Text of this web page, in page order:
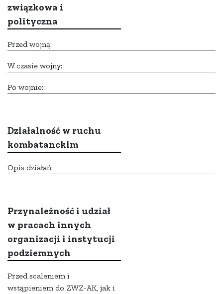
związkowa i
polityczna
Przed wojną:
W czasie wojny:
Po wojnie:
Działalność w ruchu
kombatanckim
Opis działań:
Przynależność i udział
w pracach innych
organizacji i instytucji
podziemnych
Przed scaleniem i
wstąpieniem do ZWZ-AK, jak i